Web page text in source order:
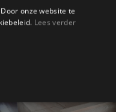
Toevoegen aan
winkelwagen
onze website te
Lees verder